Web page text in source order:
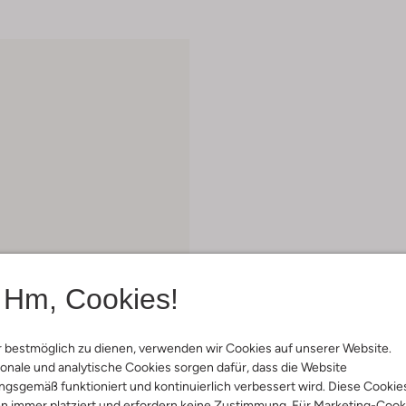
Hm, Cookies!
bestmöglich zu dienen, verwenden wir Cookies auf unserer Website.
und analytische Cookies sorgen dafür, dass die Website
funktioniert und kontinuierlich verbessert wird. Diese